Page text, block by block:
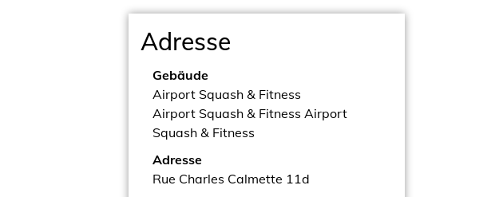
Adresse
Gebäude
Airport Squash & Fitness
Airport Squash & Fitness Airport
Squash & Fitness
Adresse
Rue Charles Calmette 11d